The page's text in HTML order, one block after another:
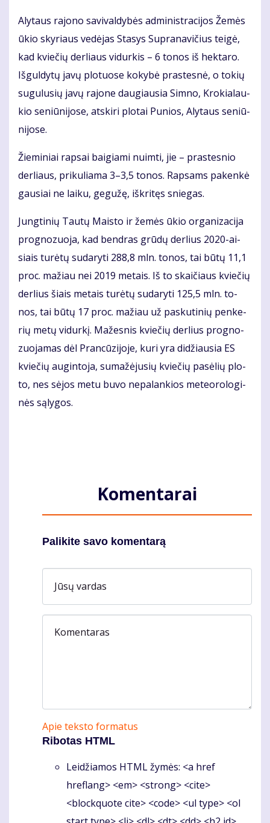
Aly­taus ra­jo­no sa­vi­val­dy­bės ad­mi­nist­ra­ci­jos Že­mės
ūkio sky­riaus ve­dė­jas Sta­sys Su­pra­na­vi­čius tei­gė,
kad kvie­čių der­liaus vi­dur­kis – 6 to­nos iš hek­ta­ro.
Iš­gul­dy­tų ja­vų plo­tuo­se ko­ky­bė pra­stes­nė, o to­kių
su­gu­lu­sių ja­vų ra­jo­ne dau­giau­sia Sim­no, Kro­kia­lau­
kio se­niū­ni­jo­se, at­ski­ri plo­tai Pu­nios, Aly­taus se­niū­
ni­jo­se.
Žie­mi­niai rap­sai bai­gia­mi nuim­ti, jie – pras­tes­nio
der­liaus, pri­ku­lia­ma 3–3,5 to­nos. Rap­sams pa­ken­kė
gau­siai ne lai­ku, ge­gu­žę, iš­kri­tęs snie­gas.
Jung­ti­nių Tau­tų Mais­to ir že­mės ūkio or­ga­ni­za­ci­ja
prog­no­zuo­ja, kad ben­dras grū­dų der­lius 2020-ai­
siais tu­rė­tų su­da­ry­ti 288,8 mln. to­nos, tai bū­tų 11,1
proc. ma­žiau nei 2019 me­tais. Iš to skai­čiaus kvie­čių
der­lius šiais me­tais tu­rė­tų su­da­ry­ti 125,5 mln. to­
nos, tai bū­tų 17 proc. ma­žiau už pas­ku­ti­nių pen­ke­
rių me­tų vi­dur­kį. Ma­žes­nis kvie­čių der­lius prog­no­
zuo­ja­mas dėl Pran­cū­zi­jo­je, ku­ri yra di­džiau­sia ES
kvie­čių au­gin­to­ja, su­ma­žė­ju­sių kvie­čių pa­sė­lių plo­
to, nes sė­jos me­tu bu­vo ne­pa­lan­kios me­te­o­ro­lo­gi­
nės są­ly­gos.
Komentarai
Palikite savo komentarą
Jūsų vardas
Komentaras
Apie teksto formatus
Ribotas HTML
Leidžiamos HTML žymės: <a href
hreflang> <em> <strong> <cite>
<blockquote cite> <code> <ul type> <ol